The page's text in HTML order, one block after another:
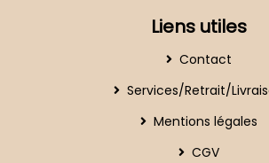
Liens utiles
Contact
Services/Retrait/
Mentions légales
CGV